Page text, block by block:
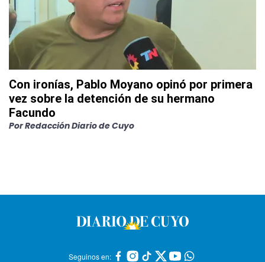
Con ironías, Pablo Moyano opinó por primera
vez sobre la detención de su hermano
Facundo
PorRedacción Diario de Cuyo
Seguinos en: